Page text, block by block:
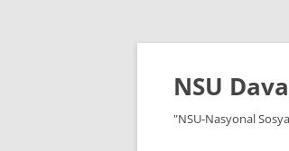
İçeriğe
NSU
"NSU-Nasyonal